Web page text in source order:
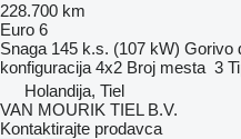
228.700 km
Euro 6
Snaga 145 k.s. (107 kW) Gorivo
konfiguracija 4x2 Broj mesta 3
Holandija, Tiel
VAN MOURIK TIEL B.V.
Kontaktirajte prodavca